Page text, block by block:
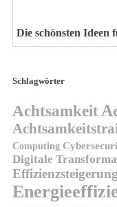
Die schönsten Ideen
Schlagwörter
Achtsamkeit
Computing
Digitale
Effizienzsteigerung